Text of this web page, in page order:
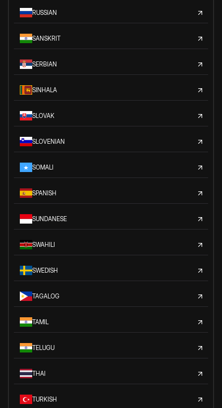
RUSSIAN
SANSKRIT
SERBIAN
SINHALA
SLOVAK
SLOVENIAN
SOMALI
SPANISH
SUNDANESE
SWAHILI
SWEDISH
TAGALOG
TAMIL
TELUGU
THAI
TURKISH